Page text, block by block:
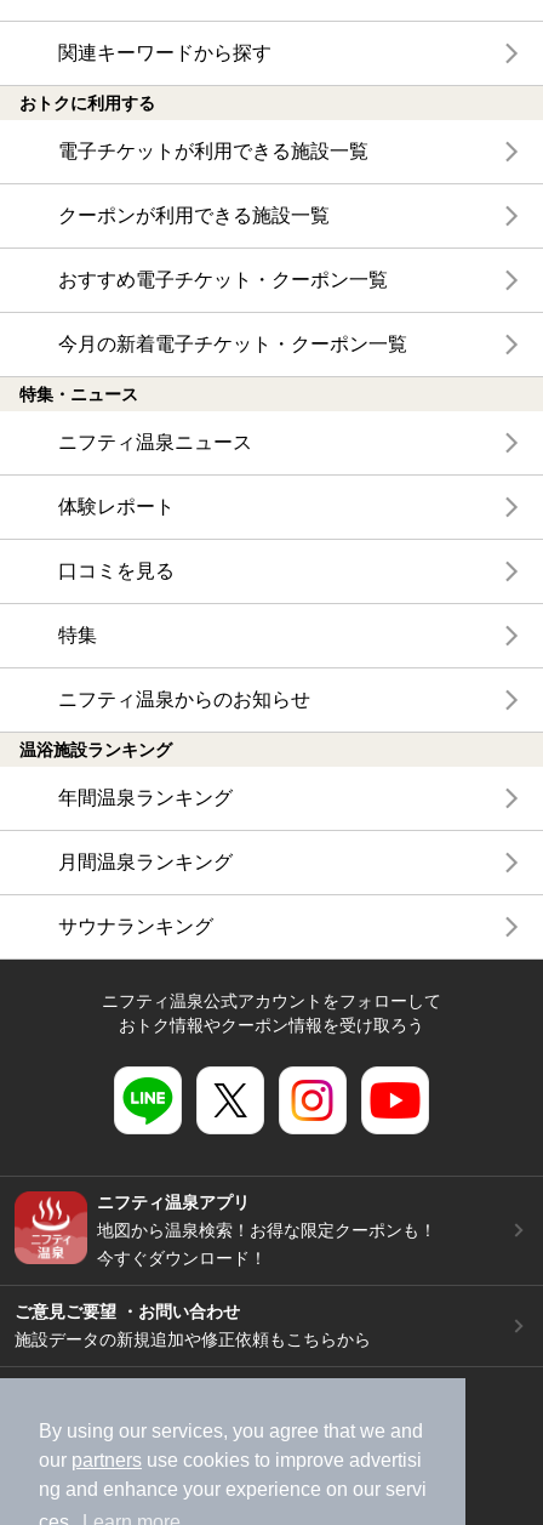
By using our services, you agree that we and
our partners use cookies to improve advertisi
ng and enhance your experience on our servi
関連キーワードから探す
おトクに利用する
電子チケットが利用できる施設一覧
クーポンが利用できる施設一覧
おすすめ電子チケット・クーポン一覧
今月の新着電子チケット・クーポン一覧
特集・ニュース
ニフティ温泉ニュース
体験レポート
口コミを見る
特集
ニフティ温泉からのお知らせ
温浴施設ランキング
年間温泉ランキング
月間温泉ランキング
サウナランキング
ニフティ温泉公式アカウントをフォローして
おトク情報やクーポン情報を受け取ろう
ニフティ温泉アプリ
地図から温泉検索！お得な限定クーポンも！
今すぐダウンロード！
ご意見ご要望 ・お問い合わせ
施設データの新規追加や修正依頼もこちらから
加盟店募集（資料請求）
広告出稿のご案内
利用規約
ライフスタイルMEMBERS+規約
特定商取引法に基づく表記
ヘルプ
採用情報